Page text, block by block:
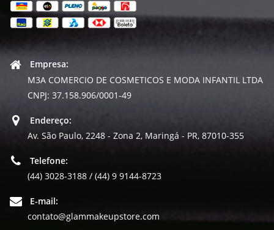
Empresa:
M3A COMERCIO DE COSMETICOS E MODA INFANTIL LTDA
CNPJ: 37.158.906/0001-49
Endereço:
Av. São Paulo, 2248 - Zona 2, Maringá - PR, 87010-355
Telefone:
(44) 3028-3188 / (44) 9 9144-8723
E-mail:
contato@glammakeupstore.com